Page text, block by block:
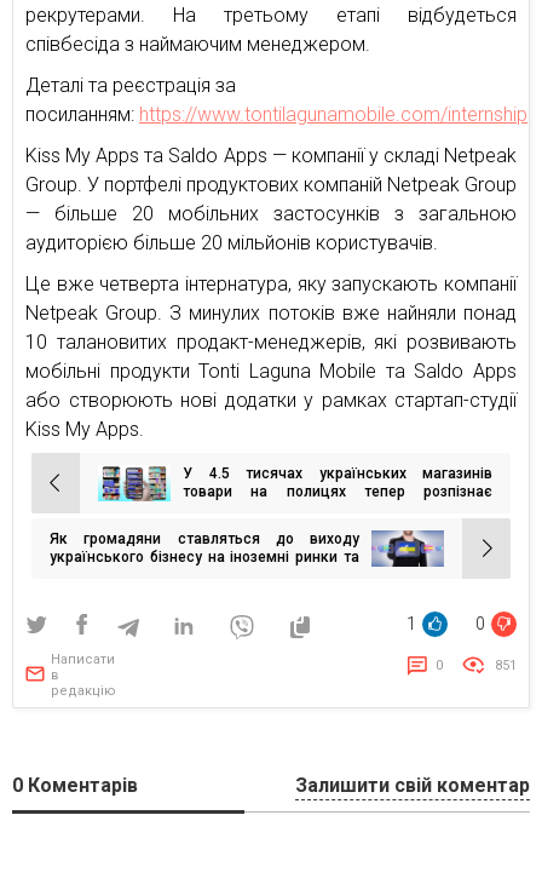
рекрутерами. На третьому етапі відбудеться
співбесіда з наймаючим менеджером.
Деталі та реєстрація за
посиланням: https://www.tontilagunamobile.com/internship
Kiss My Apps та Saldo Apps — компанії у складі Netpeak
Group. У портфелі продуктових компаній Netpeak Group
— більше 20 мобільних застосунків з загальною
аудиторією більше 20 мільйонів користувачів.
Це вже четверта інтернатура, яку запускають компанії
Netpeak Group. З минулих потоків вже найняли понад
10 талановитих продакт-менеджерів, які розвивають
мобільні продукти Tonti Laguna Mobile та Saldo Apps
або створюють нові додатки у рамках стартап-студії
Kiss My Apps.
Навігація
записів
У 4.5 тисячах українських магазинів
товари на полицях тепер розпізнає
Як громадяни ставляться до виходу
українського бізнесу на іноземні ринки та
1 0
Написати
в
редакцію
0 851
0 Коментарів Залишити свій коментар